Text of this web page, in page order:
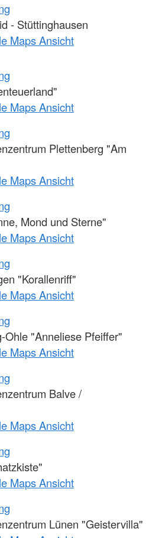
- Stüttinghausen
Maps Ansicht
Maps Ansicht
Plettenberg "Am
Maps Ansicht
Mond und Sterne"
Maps Ansicht
"Korallenriff"
Maps Ansicht
Ohle "Anneliese Pfeiffer"
Maps Ansicht
Balve /
Maps Ansicht
Maps Ansicht
Lünen "Geistervilla"